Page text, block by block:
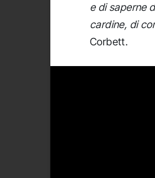
e di saperne
cardine, di
Corbett.